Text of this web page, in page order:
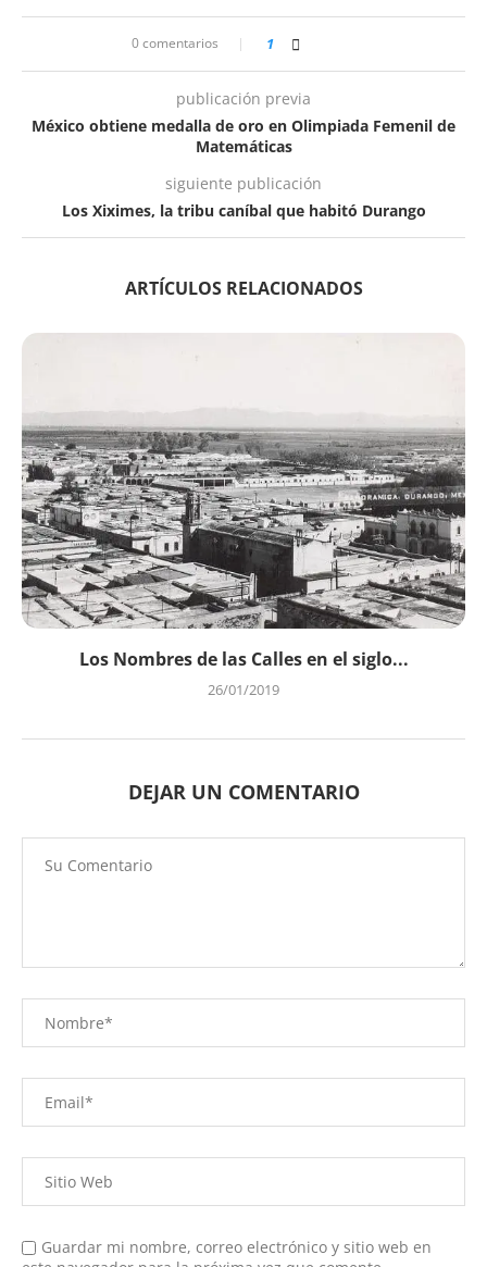
0 comentarios 1
publicación previa
México obtiene medalla de oro en Olimpiada Femenil de
Matemáticas
siguiente publicación
Los Xiximes, la tribu caníbal que habitó Durango
ARTÍCULOS RELACIONADOS
Los Nombres de las Calles en el siglo...
26/01/2019
DEJAR UN COMENTARIO
Guardar mi nombre, correo electrónico y sitio web en